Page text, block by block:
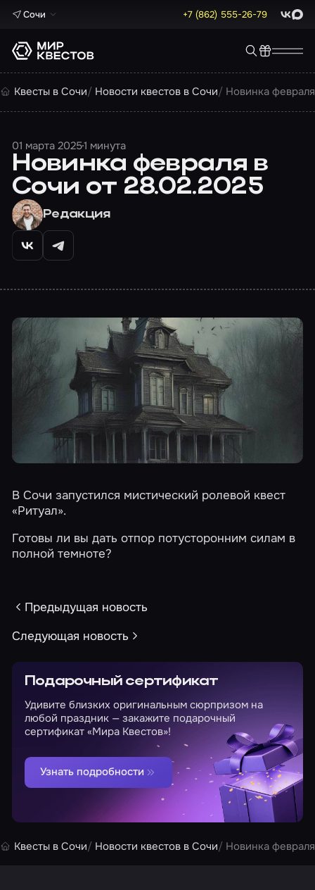
Сочи +7 (862) 555-26-79 Max
Квесты в Сочи Новости квестов в Сочи Новинка
01 марта 20251 минута
Новинка февраля в
Сочи от 28.02.2025
Редакция
В Сочи запустился мистический ролевой квест
«Ритуал».
Готовы ли вы дать отпор потусторонним силам в
полной темноте?
Предыдущая новость
Следующая новость
Подарочный сертификат
Удивите близких оригинальным сюрпризом на
любой праздник — закажите подарочный
сертификат «Мира Квестов»!
Узнать подробности
Квесты в Сочи Новости квестов в Сочи Новинка